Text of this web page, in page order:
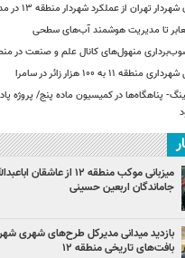
تهران از عملکرد شهردار منطقه ۱۳ در مدت هشت ماه مدیریت
معابر تا مدیریت هوشمند آب‌های سطحی
منهول‌های کانال علم و صنعت در
۱۱ به ۱۰۰ هزار زائر در سامرا
میزبانی موکب منطقه ۱۲
جاماندگان اربعین حسینی
بازدید میدانی مدیرکل طرح‌های شهری
بافت‌های تاریخی منطقه ۱۲